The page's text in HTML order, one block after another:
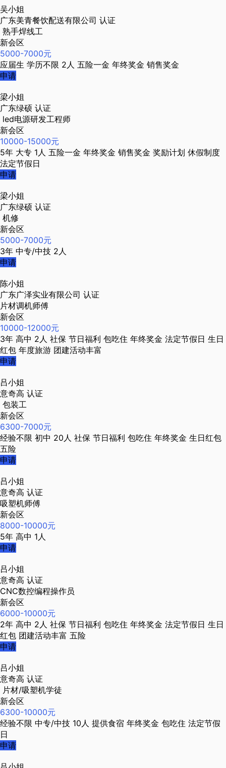
吴小姐
广东美青餐饮配送有限公司 认证
熟手焊线工
新会区
5000-7000元
应届生 学历不限 2人 五险一金 年终奖金 销售奖金
申请
梁小姐
广东绿硕 认证
led电源研发工程师
新会区
10000-15000元
5年 大专 1人 五险一金 年终奖金 销售奖金 奖励计划 休假制度
法定节假日
申请
梁小姐
广东绿硕 认证
机修
新会区
5000-7000元
3年 中专/中技 2人
申请
陈小姐
广东广泽实业有限公司 认证
片材调机师傅
新会区
10000-12000元
3年 高中 2人 社保 节日福利 包吃住 年终奖金 法定节假日 生日
红包 年度旅游 团建活动丰富
申请
吕小姐
意奇高 认证
包装工
新会区
6300-7000元
经验不限 初中 20人 社保 节日福利 包吃住 年终奖金 生日红包
五险
申请
吕小姐
意奇高 认证
吸塑机师傅
新会区
8000-10000元
5年 高中 1人
申请
吕小姐
意奇高 认证
CNC数控编程操作员
新会区
6000-10000元
2年 高中 2人 社保 节日福利 包吃住 年终奖金 法定节假日 生日
红包 团建活动丰富 五险
申请
吕小姐
意奇高 认证
片材/吸塑机学徒
新会区
6300-10000元
经验不限 中专/中技 10人 提供食宿 年终奖金 包吃住 法定节假
日
申请